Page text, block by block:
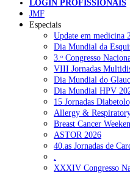
NOTÍCIAS RECENTES
Portugal está a formar os
Estudantes de Medicina
Assembly 6 de Agosto,
SCORA X-Change
em saúde sexual e
ANEM reúne com
LOGIN PROFISSIONAIS
JMF
Especiais
Update em medicina
Dia Mundial da
3.ᵒ Congresso
VIII Jornadas
Dia Mundial do
Dia Mundial HPV
15 Jornadas
Allergy &
Breast Cancer
ASTOR 2026
40.as Jornadas de
.
XXXIV Congresso